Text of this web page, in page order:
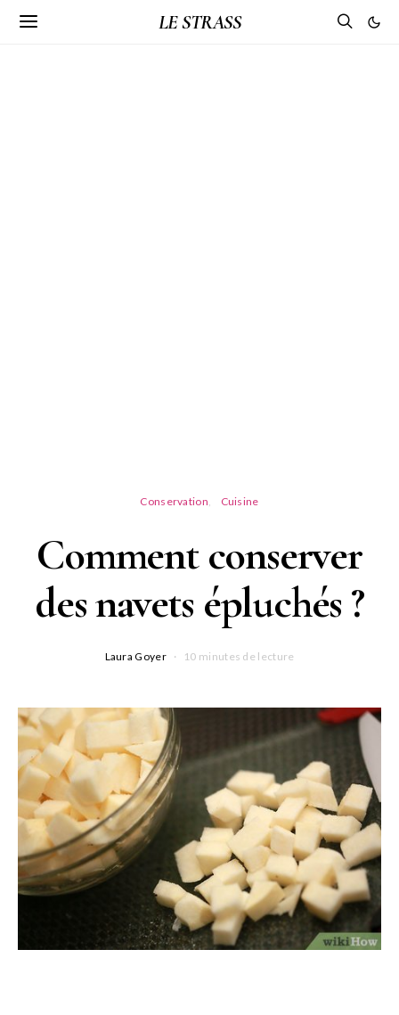
LE STRASS
Conservation Cuisine
Comment conserver
des navets épluchés ?
Laura Goyer 10 minutes de lecture